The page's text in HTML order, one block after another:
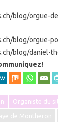
blog/orgue-
blog/orgue-
blog/daniel-
Organiste du
de Montheron